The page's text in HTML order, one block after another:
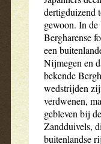
dertigduizend
gewoon. In
Bergharense
een
Nijmegen en
bekende
wedstrijden
verdwenen,
gebleven bij
Zandduivels,
buitenlandse